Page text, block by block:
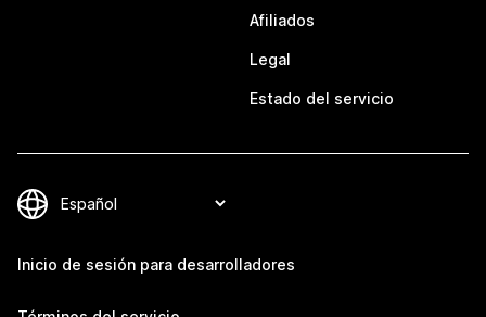
Afiliados
Legal
Estado del servicio
Inicio de sesión para desarrolladores